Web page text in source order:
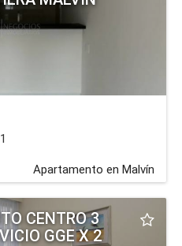
1
Apartamento en Malvín
CENTRO 3
GGE X 2